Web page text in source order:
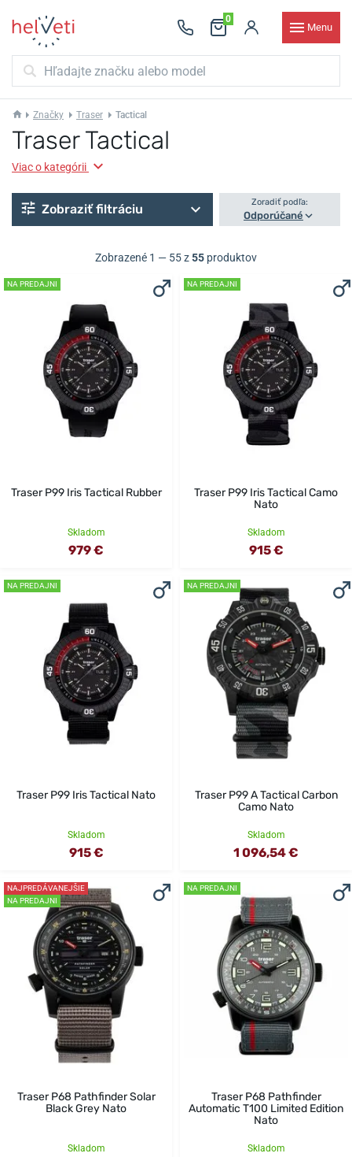
0
Menu
Značky Traser Tactical
Traser Tactical
Viac o kategórii
Zobraziť filtráciu Zoradiť podľa:
Odporúčané
Zobrazené 1 — 55 z55 produktov
NA PREDAJNI
Traser P99 Iris Tactical Rubber
Skladom
979 €
NA PREDAJNI
Traser P99 Iris Tactical Camo
Nato
Skladom
915 €
NA PREDAJNI
Traser P99 Iris Tactical Nato
Skladom
915 €
NA PREDAJNI
Traser P99 A Tactical Carbon
Camo Nato
Skladom
1 096,54 €
NAJPREDÁVANEJŠIE
NA PREDAJNI
Traser P68 Pathfinder Solar
Black Grey Nato
Skladom
NA PREDAJNI
Traser P68 Pathfinder
Automatic T100 Limited Edition
Nato
Skladom